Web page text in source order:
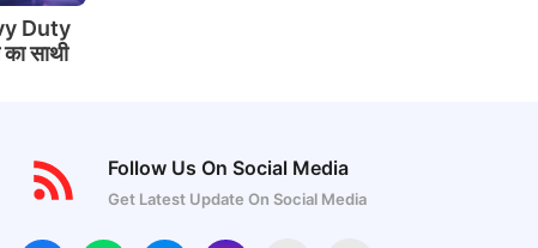
Duty
साथी
Follow Us On Social Media
Get Latest Update On Social Media